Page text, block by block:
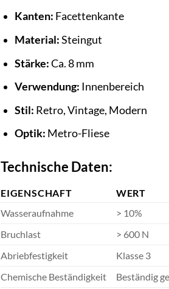
Kanten: Facettenkante
Material:Steingut
Stärke:Ca. 8 mm
Verwendung: Innenbereich
Stil: Retro, Vintage, Modern
Optik: Metro-Fliese
Technische Daten:
EIGENSCHAFT
WERT
Wasseraufnahme
> 10%
Bruchlast
> 600 N
Abriebfestigkeit
Klasse 3
Chemische Beständigkeit
Beständig